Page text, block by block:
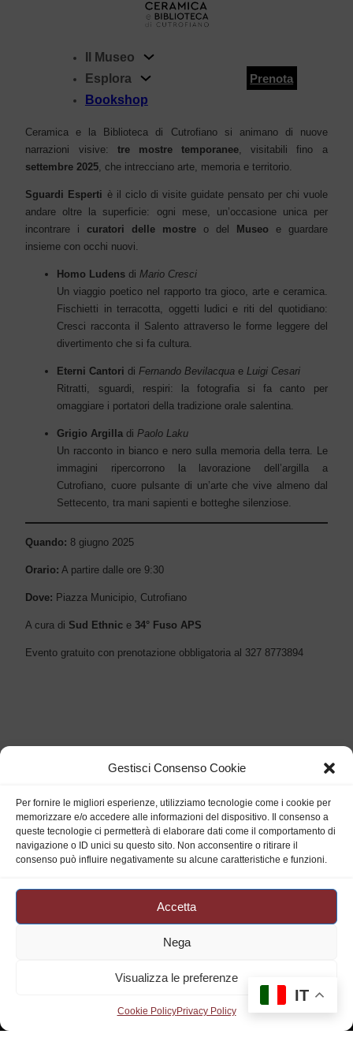
Gestisci Consenso Cookie
Per fornire le migliori esperienze, utilizziamo tecnologie come i cookie per
memorizzare e/o accedere alle informazioni del dispositivo. Il consenso a
queste tecnologie ci permetterà di elaborare dati come il comportamento di
navigazione o ID unici su questo sito. Non acconsentire o ritirare il
consenso può influire negativamente su alcune caratteristiche e funzioni.
Accetta
Nega
Visualizza le preferenze
Cookie PolicyPrivacy Policy
Il Museo
Esplora
Bookshop
Prenota
FERMO IMMAGINE | SGUARDI
ESPERTI
Ceramica e la Biblioteca di Cutrofiano si animano di nuove
narrazioni visive: tre mostre temporanee, visitabili fino a
settembre 2025, che intrecciano arte, memoria e territorio.
Sguardi Esperti è il ciclo di visite guidate pensato per chi vuole
andare oltre la superficie: ogni mese, un’occasione unica per
incontrare icuratori delle mostre o del Museoe guardare
insieme con occhi nuovi.
Homo Ludens diMario Cresci
Un viaggio poetico nel rapporto tra gioco, arte e ceramica.
Fischietti in terracotta, oggetti ludici e riti del quotidiano:
Cresci racconta il Salento attraverso le forme leggere del
divertimento che si fa cultura.
Eterni Cantori diFernando Bevilacqua eLuigi Cesari
Ritratti, sguardi, respiri: la fotografia si fa canto per
omaggiare i portatori della tradizione orale salentina.
Grigio Argilla diPaolo Laku
Un racconto in bianco e nero sulla memoria della terra. Le
immagini ripercorrono la lavorazione dell’argilla a
Cutrofiano, cuore pulsante di un’arte che vive almeno dal
Settecento, tra mani sapienti e botteghe silenziose.
Quando: 8 giugno 2025
Orario: A partire dalle ore 9:30
Dove: Piazza Municipio, Cutrofiano
A cura di Sud Ethnice34° Fuso APS
Evento gratuito con prenotazione obbligatoria al 327 8773894
e Biblioteca
Orari
Mattina:9:00-13:00
Pomeriggio:
IT